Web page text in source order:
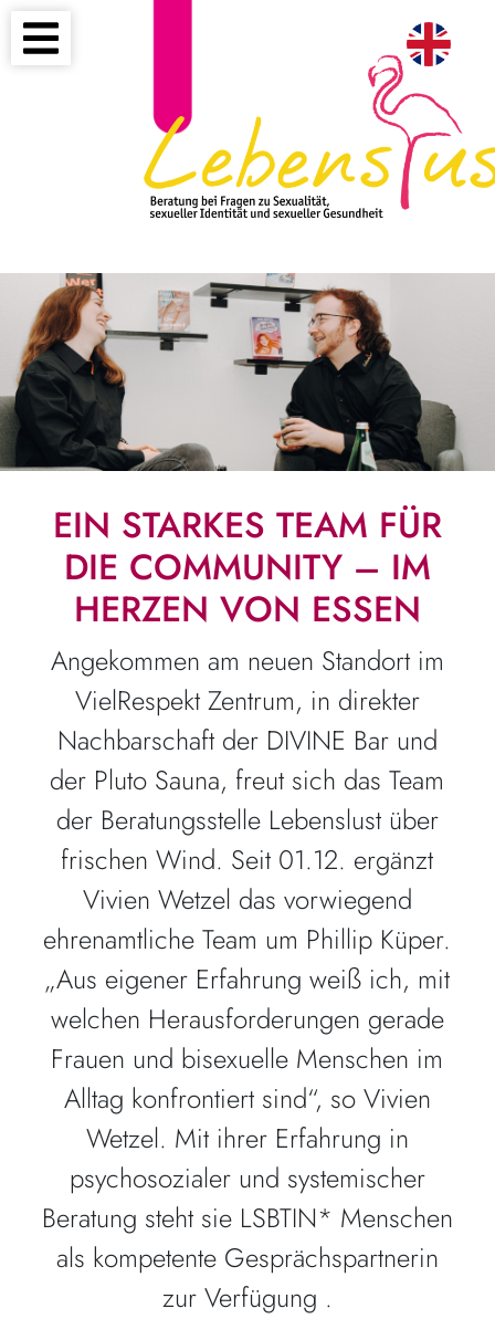
EIN STARKES TEAM FÜR
DIE COMMUNITY – IM
HERZEN VON ESSEN
Angekommen am neuen Standort im
VielRespekt Zentrum, in direkter
Nachbarschaft der DIVINE Bar und
der Pluto Sauna, freut sich das Team
der Beratungsstelle Lebenslust über
frischen Wind. Seit 01.12. ergänzt
Vivien Wetzel das vorwiegend
ehrenamtliche Team um Phillip Küper.
„Aus eigener Erfahrung weiß ich, mit
welchen Herausforderungen gerade
Frauen und bisexuelle Menschen im
Alltag konfrontiert sind“, so Vivien
Wetzel. Mit ihrer Erfahrung in
psychosozialer und systemischer
Beratung steht sie LSBTIN* Menschen
als kompetente Gesprächspartnerin
zur Verfügung .